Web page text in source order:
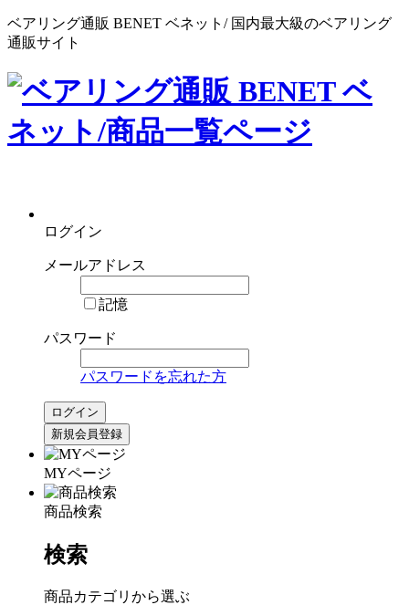
ベアリング通販 BENET ベネット/ 国内最大級のベアリング
通販サイト
ログイン
メールアドレス
記憶
パスワード
パスワードを忘れた方
MYページ
商品検索
検索
商品カテゴリから選ぶ